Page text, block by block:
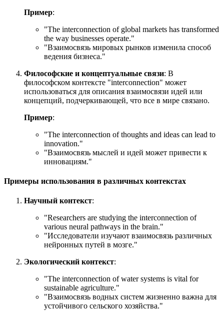
Пример:
"The interconnection of global markets has transformed
the way businesses operate."
"Взаимосвязь мировых рынков изменила способ
ведения бизнеса."
Философские и концептуальные связи: В
философском контексте "interconnection" может
использоваться для описания взаимосвязи идей или
концепций, подчеркивающей, что все в мире связано.
Пример:
"The interconnection of thoughts and ideas can lead to
innovation."
"Взаимосвязь мыслей и идей может привести к
инновациям."
Примеры использования в различных контекстах
Научный контекст:
"Researchers are studying the interconnection of
various neural pathways in the brain."
"Исследователи изучают взаимосвязь различных
нейронных путей в мозге."
Экологический контекст:
"The interconnection of water systems is vital for
sustainable agriculture."
"Взаимосвязь водных систем жизненно важна для
устойчивого сельского хозяйства."